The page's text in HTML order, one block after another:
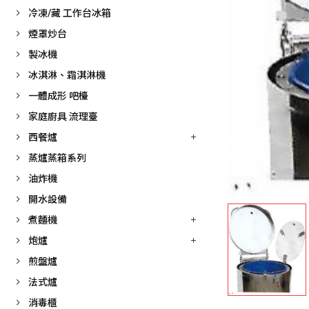
冷凍/藏 工作台冰箱
煙罩炒台
製冰機
冰淇淋、霜淇淋機
一體成形 吧檯
家庭廚具 流理臺
西餐爐
蒸爐蒸箱系列
油炸機
開水設備
煮麵機
炮爐
煎盤爐
法式爐
消毒櫃